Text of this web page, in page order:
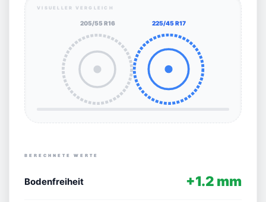
VISUELLER VERGLEICH
205/55 R16 225/45 R17
BERECHNETE WERTE
Bodenfreiheit +1.2 mm